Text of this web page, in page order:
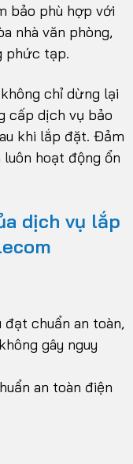
bảo phù hợp với
nhà văn phòng,
phức tạp.
chỉ dừng lại
cấp dịch vụ bảo
khi lắp đặt. Đảm
hoạt động ổn
dịch vụ lắp
chuẩn an toàn,
gây nguy
an toàn điện